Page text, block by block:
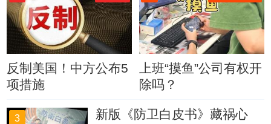
反制美国！中方公布5
项措施
上班“摸鱼”公司有权开
除吗？
3 新版《防卫白皮书》藏祸心